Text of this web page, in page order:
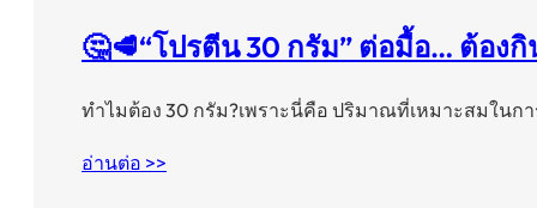
🤔🥩“โปรตีน 30 กรัม” ต่อมื้อ… ต้อง
ทำไมต้อง 30 กรัม?เพราะนี่คือ ปริมาณที่เหมาะสมในก
อ่านต่อ >>